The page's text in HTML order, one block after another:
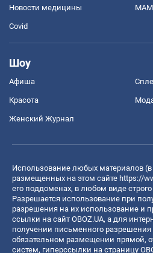
Новости медицины
Covid
Шоу
Афиша
Красота
Женский Журнал
Использование любых материалов
размещенных на этом сайте https://
его поддоменах, в любом виде
Разрешается использование при
разрешения на их использование и
ссылки на сайт OBOZ.UA, а для
получении письменного
обязательном размещении прямой,
систем, гиперссылки на страницу